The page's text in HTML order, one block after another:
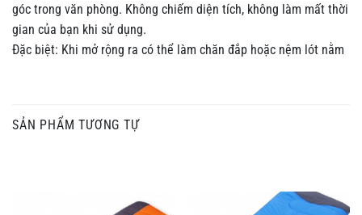
góc trong văn phòng. Không chiếm diện tích, không làm mất thời
gian của bạn khi sử dụng.
Đặc biệt: Khi mở rộng ra có thể làm chăn đắp hoặc nệm lót nằm
SẢN PHẨM TƯƠNG TỰ